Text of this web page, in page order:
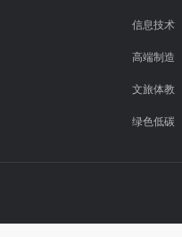
信息技术
高端制造
文旅体教
绿色低碳